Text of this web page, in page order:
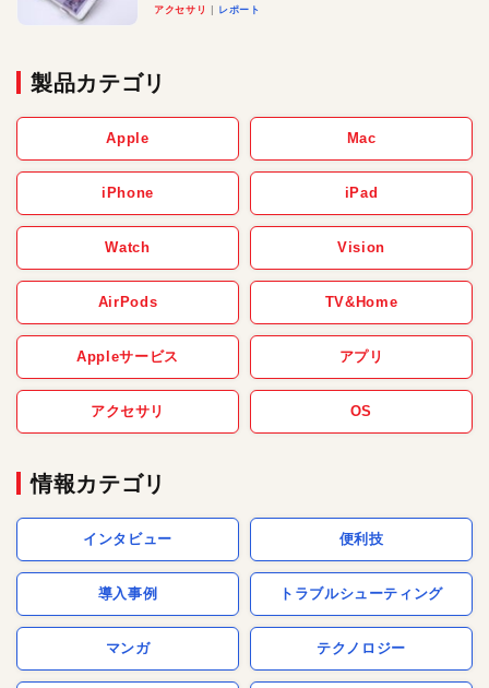
べる楽しさも
アクセサリ レポート
製品カテゴリ
Apple Mac
iPhone iPad
Watch Vision
AirPods TV&Home
Appleサービス アプリ
アクセサリ OS
情報カテゴリ
インタビュー 便利技
導入事例 トラブルシューティング
マンガ テクノロジー